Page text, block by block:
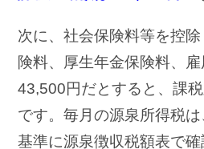
次に、社会保険料等を控
険料、厚生年金保険料、
43,500円だとすると、課
です。毎月の源泉所得税
基準に源泉徴収税額表で確